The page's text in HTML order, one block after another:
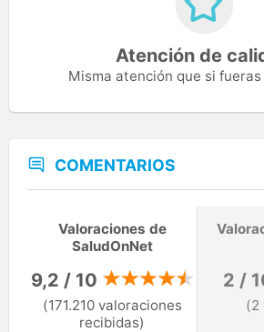
Atención de
Misma atención que si
COMENTARIOS
Valoraciones de
SaludOnNet
9,2 / 10
(171.210 valoraciones
recibidas)
2 /
(2